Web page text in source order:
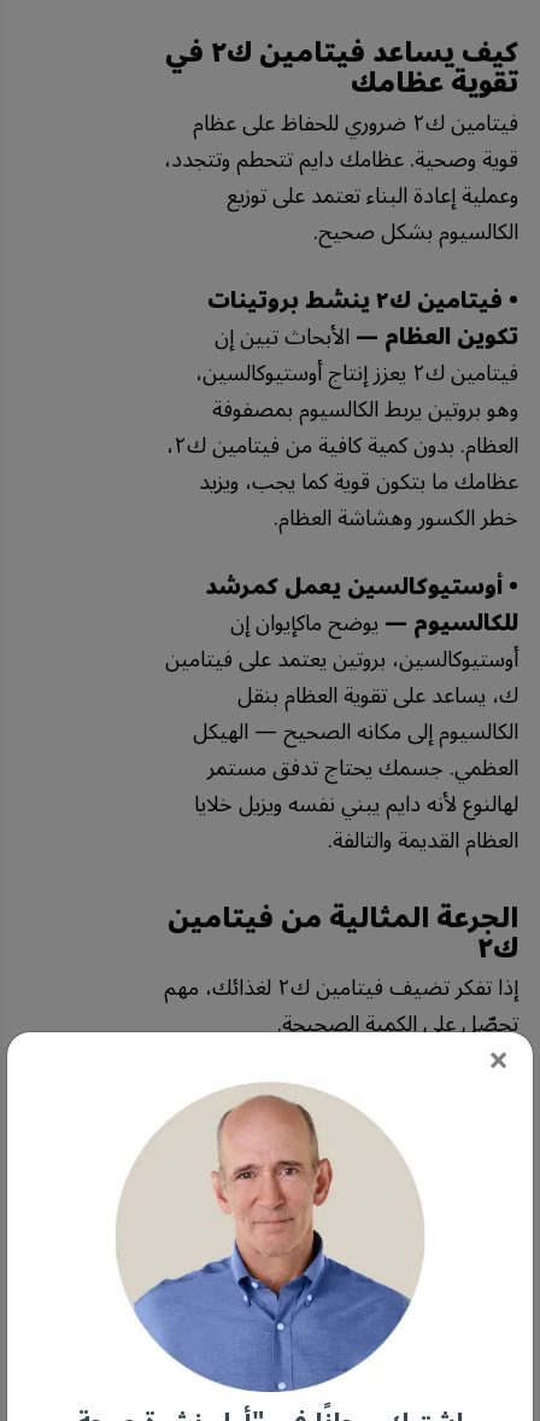
كيف يساعد فيتامين ك٢ في
تقوية عظامك
فيتامين ك٢ ضروري للحفاظ على عظام
قوية وصحية. عظامك دايم تتحطم وتتجدد،
وعملية إعادة البناء تعتمد على توزيع
الكالسيوم بشكل صحيح.
• فيتامين ك٢ ينشط بروتينات
تكوين العظام —الأبحاث تبين إن
فيتامين ك٢ يعزز إنتاج أوستيوكالسين،
وهو بروتين يربط الكالسيوم بمصفوفة
العظام. بدون كمية كافية من فيتامين ك٢،
عظامك ما بتكون قوية كما يجب، ويزيد
خطر الكسور وهشاشة العظام.
• أوستيوكالسين يعمل كمرشد
للكالسيوم —يوضح ماكإيوان إن
أوستيوكالسين، بروتين يعتمد على فيتامين
ك، يساعد على تقوية العظام بنقل
الكالسيوم إلى مكانه الصحيح — الهيكل
العظمي. جسمك يحتاج تدفق مستمر
لهالنوع لأنه دايم يبني نفسه ويزيل خلايا
العظام القديمة والتالفة.
الجرعة المثالية من فيتامين
ك٢
إذا تفكر تضيف فيتامين ك٢ لغذائك، مهم
تحصّل على الكمية الصحيحة.
• احتياجات فيتامين ك٢ تختلف
حسب الفئات العمرية —حسب
ماكإيوان، أغلب الدراسات اللي درسها كانت
بين ٩٠ و١٨٠ ميكروغرام يومياً، ويعتقد إن
هذي الجرعة الأمثل لمعظم البالغين.
الأطفال والمراهقين من ١٠ إلى ١٨ سنة
يحتاجون حوالي ٩٠ ميكروغرام، بينما
×